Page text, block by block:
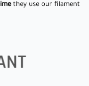
they use our filament.